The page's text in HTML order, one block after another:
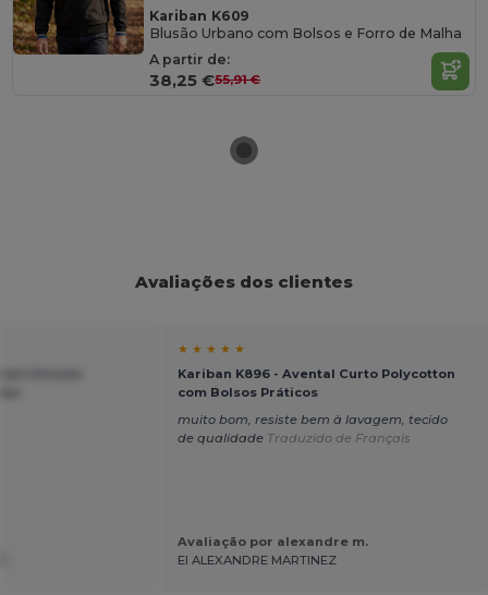
Kariban K609
Blusão Urbano com Bolsos e Forro de Malha
A partir de:
38,25 €55,91 €
Avaliações dos clientes
★ ★ ★ ★ ★
Kariban K896 - Avental Curto Polycotton
com Bolsos Práticos
muito bom, resiste bem à lavagem, tecido
de qualidade Traduzido de Français
Avaliação por alexandre m.
EI ALEXANDRE MARTINEZ